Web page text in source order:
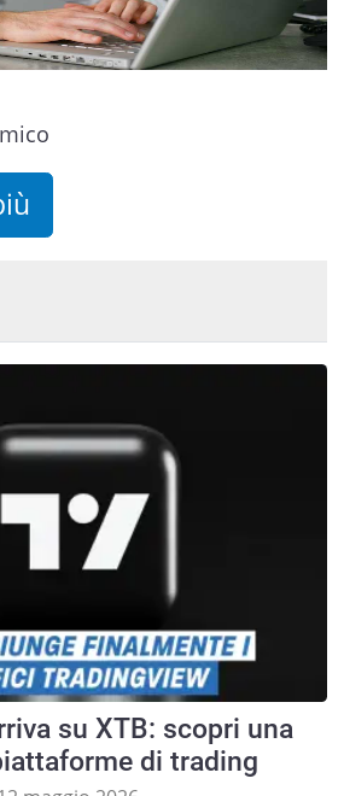
su XTB: scopri una
di trading